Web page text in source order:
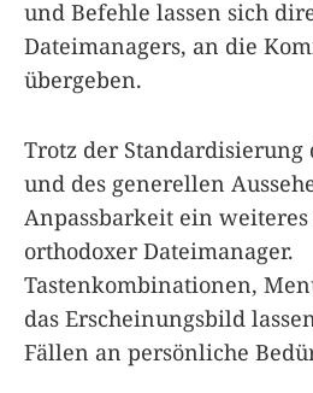
und Befehle lassen sich
Dateimanagers, an die
übergeben.
Trotz der Standardisierung
und des generellen
Anpassbarkeit ein
orthodoxer Dateimanager.
Tastenkombinationen,
das Erscheinungsbild
Fällen an persönliche